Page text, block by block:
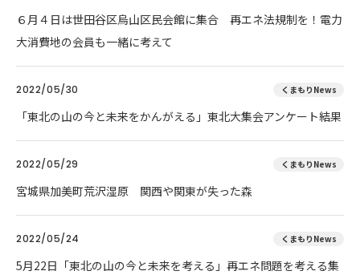
６月４日は世田谷区烏山区民会館に集合 再エネ法規制を！電力
大消費地の会員も一緒に考えて
2022/05/30 くまもりNews
「東北の山の今と未来をかんがえる」東北大集会アンケート結果
2022/05/29 くまもりNews
宮城県加美町荒沢湿原 関西や関東が失った森
2022/05/24 くまもりNews
5月22日「東北の山の今と未来を考える」再エネ問題を考える集